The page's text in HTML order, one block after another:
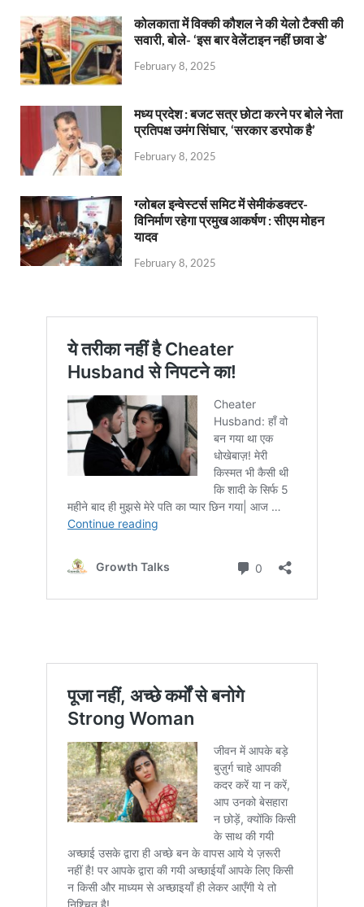
कोलकाता में विक्की कौशल ने की येलो टैक्सी की
सवारी, बोले- ‘इस बार वेलेंटाइन नहीं छावा डे’
February 8, 2025
मध्य प्रदेश : बजट सत्र छोटा करने पर बोले नेता
प्रतिपक्ष उमंग सिंघार, ‘सरकार डरपोक है’
February 8, 2025
ग्लोबल इन्वेस्टर्स समिट में सेमीकंडक्टर-
विनिर्माण रहेगा प्रमुख आकर्षण : सीएम मोहन
यादव
February 8, 2025